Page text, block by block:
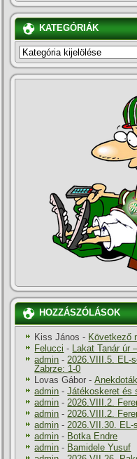
KATEGÓRIÁK
KATEGÓRIÁK
HOZZÁSZÓLÁSOK
Kiss János - Következő
Felucci - Lakat Tanár úr
admin -2026.VIII.5. EL-
Zabrze: 1-0
Lovas Gábor -
admin -Játékoskeret és
admin -2026.VIII.2.
admin -2026.VIII.2.
admin -2026.VII.30. EL-
admin - Botka Endre
admin - Bamidele Yusuf